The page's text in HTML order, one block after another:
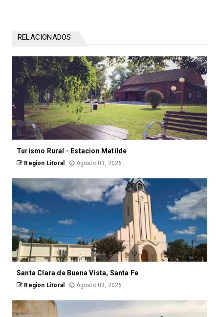
RELACIONADOS
Turismo Rural - Estacion Matilde
Region Litoral Agosto 03, 2026
Santa Clara de Buena Vista, Santa Fe
Region Litoral Agosto 03, 2026